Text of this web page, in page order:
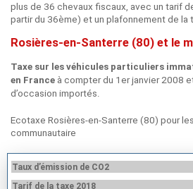
plus de 36 chevaux fiscaux, avec un tarif
partir du 36ème) et un plafonnement de la
Rosières-en-Santerre (80) et le
Taxe sur les véhicules particuliers
en France à compter du 1er janvier 2008
d’occasion importés.
Ecotaxe Rosières-en-Santerre (80) pour
communautaire
Taux d’émission de CO2
Tarif de la taxe 2018